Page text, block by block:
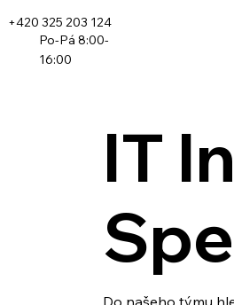
+420 325 203 124
Po-Pá 8:00-
16:00
IT
Do našeho týmu